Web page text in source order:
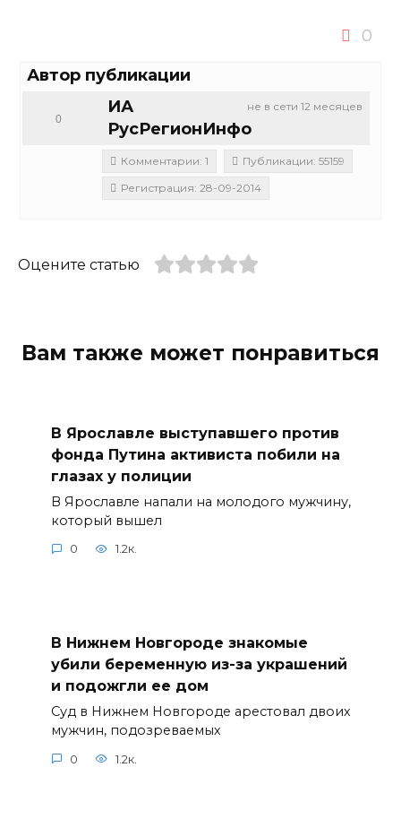
0
Автор публикации
не в сети 12 месяцев
ИА
РусРегионИнфо
0
Комментарии: 1
Публикации: 55159
Регистрация: 28-09-2014
Оцените статью
Вам также может понравиться
В Ярославле выступавшего против
фонда Путина активиста побили на
глазах у полиции
В Ярославле напали на молодого мужчину,
который вышел
0 1.2к.
В Нижнем Новгороде знакомые
убили беременную из-за украшений
и подожгли ее дом
Суд в Нижнем Новгороде арестовал двоих
мужчин, подозреваемых
0 1.2к.